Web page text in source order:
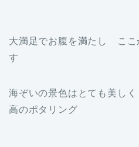
大満足でお腹を満たし ここ
す
海ぞいの景色はとても美し
高のポタリング